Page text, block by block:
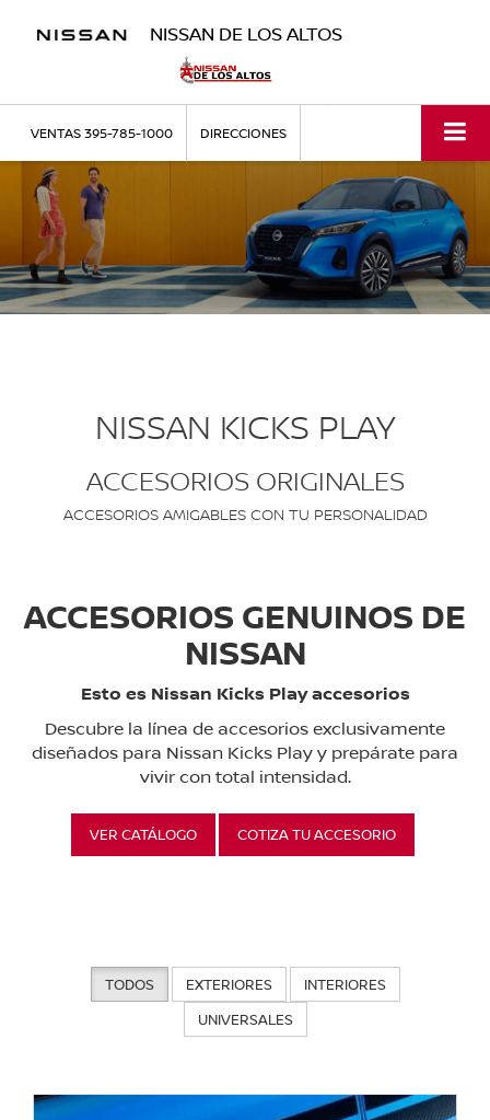
NISSAN DE LOS ALTOS
VENTAS395-785-1000 DIRECCIONES
NISSAN KICKS PLAY
ACCESORIOS ORIGINALES
ACCESORIOS AMIGABLES CON TU PERSONALIDAD
ACCESORIOS GENUINOS DE
NISSAN
Esto es Nissan Kicks Play accesorios
Descubre la línea de accesorios exclusivamente
diseñados para Nissan Kicks Play y prepárate para
vivir con total intensidad.
VER CATÁLOGO COTIZA TU ACCESORIO
TODOS EXTERIORES
INTERIORES
UNIVERSALES